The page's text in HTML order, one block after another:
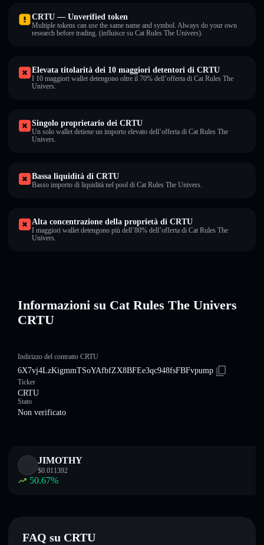
CRTU — Unverified token
Multiple tokens can use the same name and symbol. Always do your own
research before trading. (influisce su Cat Rules The Univers).
Elevata titolarità dei 10 maggiori detentori di CRTU
I 10 maggiori wallet detengono oltre il 70% dell’offerta di Cat Rules The
Univers.
Singolo proprietario dei CRTU
Un solo wallet detiene un importo elevato dell’offerta di Cat Rules The
Univers.
Bassa liquidità di CRTU
Basso importo di liquidità nel pool di Cat Rules The Univers.
Alta concentrazione della proprietà di CRTU
I maggiori wallet detengono più dell’80% dell’offerta di Cat Rules The
Univers.
Informazioni su Cat Rules The Univers
CRTU
Indirizzo del contratto CRTU
6X7vj4LzKigmmTSoYAfbfZX8BFEe3qc948fsFBFvpump
Ticker
CRTU
Stato
Non verificato
JIMOTHY
$0.011392
50.67%
FAQ su CRTU